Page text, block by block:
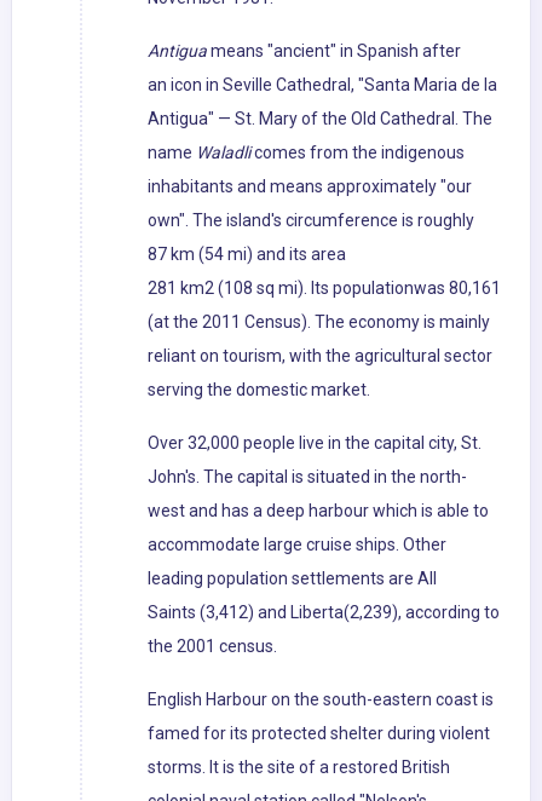
Antiguameans "ancient" in Spanish after
an icon in Seville Cathedral, "Santa Maria de la
Antigua" — St. Mary of the Old Cathedral. The
name Waladlicomes from the indigenous
inhabitants and means approximately "our
own". The island's circumference is roughly
87 km (54 mi) and its area
281 km2 (108 sq mi). Its populationwas 80,161
(at the 2011 Census). The economy is mainly
reliant on tourism, with the agricultural sector
serving the domestic market.
Over 32,000 people live in the capital city, St.
John's. The capital is situated in the north-
west and has a deep harbour which is able to
accommodate large cruise ships. Other
leading population settlements are All
Saints (3,412) and Liberta(2,239), according to
the 2001 census.
English Harbour on the south-eastern coast is
famed for its protected shelter during violent
storms. It is the site of a restored British